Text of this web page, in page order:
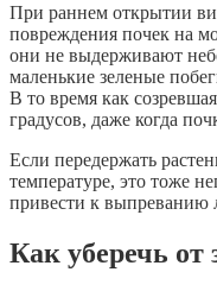
При раннем открытии
повреждения почек на
они не выдерживают
маленькие зеленые
В то время как
градусов, даже когда
Если передержать
температуре, это тоже
привести к выпреванию
Как уберечь от